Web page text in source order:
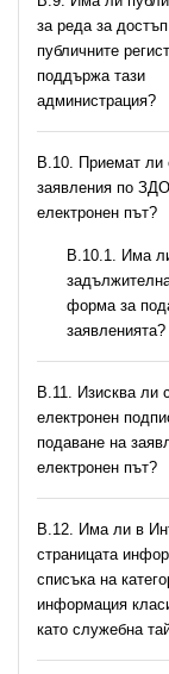
за реда за
публичните
поддържа тази
администрация?
В.10. Приемат ли
заявления по
електронен път?
В.10.1. Има
форма за
заявленията?
В.11. Изисква ли
електронен
подаване на
електронен път?
В.12. Има ли в
страницата
списъка на
информация
като служебна